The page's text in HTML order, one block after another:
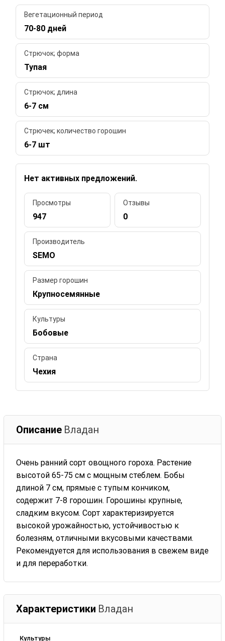
Вегетационный период
70-80 дней
Стрючок; форма
Тупая
Стрючок; длина
6-7 см
Стрючек; количество горошин
6-7 шт
Нет активных предложений.
Просмотры
947
Отзывы
0
Производитель
SEMO
Размер горошин
Крупносемянные
Культуры
Бобовые
Страна
Чехия
Описание Владан
Очень ранний сорт овощного гороха. Растение
высотой 65-75 см с мощным стеблем. Бобы
длиной 7 см, прямые с тупым кончиком,
содержит 7-8 горошин. Горошины крупные,
сладким вкусом. Сорт характеризируется
высокой урожайностью, устойчивостью к
болезням, отличными вкусовыми качествами.
Рекомендуется для использования в свежем виде
и для переработки.
Характеристики Владан
Культуры